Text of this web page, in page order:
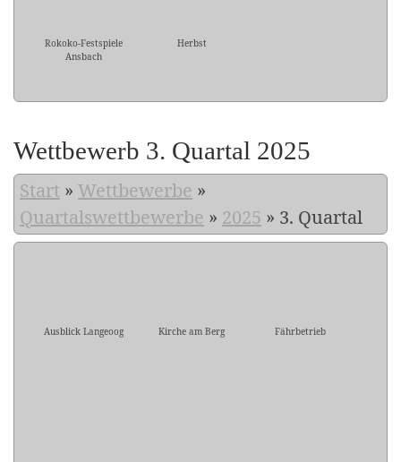
Rokoko-Festspiele
Ansbach
Herbst
Wettbewerb 3. Quartal 2025
Start » Wettbewerbe »
Quartalswettbewerbe » 2025 » 3. Quartal
Ausblick Langeoog Kirche am Berg Fährbetrieb